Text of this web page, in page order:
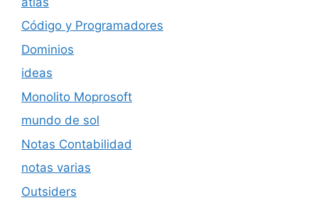
Código y Programadores
Dominios
ideas
Monolito Moprosoft
mundo de sol
Notas Contabilidad
notas varias
Outsiders